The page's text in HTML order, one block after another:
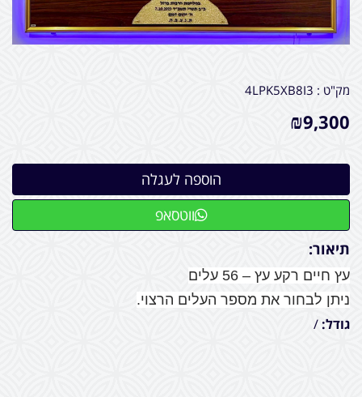
מק"ט : 4LPK5XB8I3
₪9,300
ווטסאפ
תיאור:
עץ חיים רקע עץ – 56 עלים
ניתן לבחור את מספר העלים הרצוי.
גודל: /